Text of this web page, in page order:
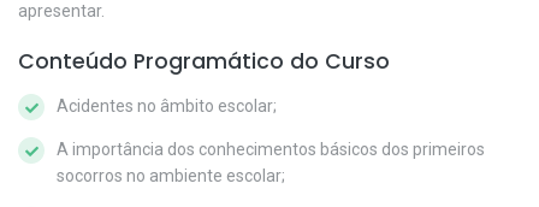
apresentar.
Conteúdo Programático do Curso
Acidentes no âmbito escolar;
A importância dos conhecimentos básicos dos primeiros
socorros no ambiente escolar;